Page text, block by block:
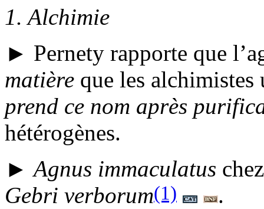
1. Alchimie
► Pernety rapporte que
matière que les
prend ce nom après
hétérogènes.
►Agnus immaculatus
Gebri verborum(1)
.